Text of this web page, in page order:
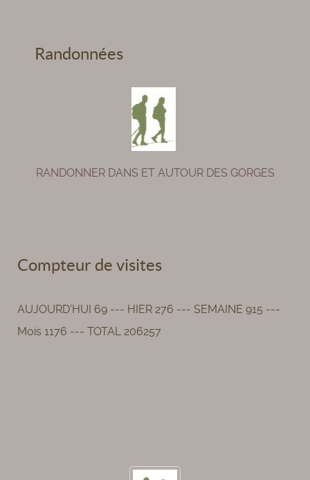
Randonnées
RANDONNER DANS ET AUTOUR DES GORGES
Compteur de visites
AUJOURD'HUI 69 --- HIER 276 --- SEMAINE 915 ---
Mois 1176 --- TOTAL 206257